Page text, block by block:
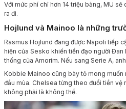
Với mức phí chỉ hơn 14 triệu bảng, MU sẽ
ra đi.
Hojlund và Mainoo là những
Rasmus Hojlund đang được Napoli tiếp
hiện của Sesko khiến tiền đạo người
thống của Amorim. Nếu sang Serie A,
Kobbie Mainoo cũng bày tỏ mong muốn
đầu mùa. Chelsea từng theo đuổi tiền vệ
không phải là không thể.